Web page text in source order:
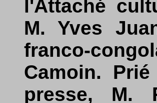
l'Attaché
M. Yves
franco-
Camoin.
presse, M.